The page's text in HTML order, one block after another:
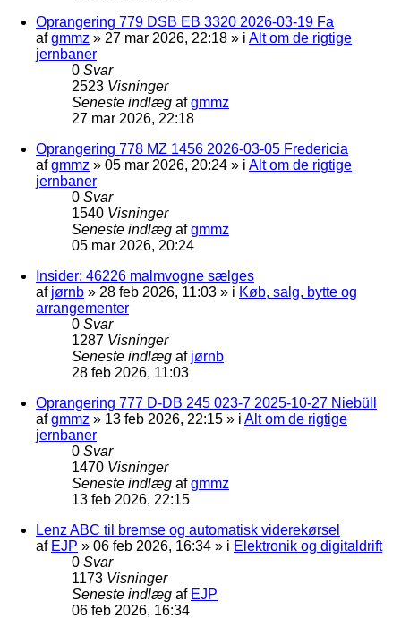
Oprangering 779 DSB EB 3320 2026-03-19 Fa
afgmmz » 27 mar 2026, 22:18 » i Alt om de rigtige
jernbaner
0 Svar
2523 Visninger
Seneste indlæg afgmmz
27 mar 2026, 22:18
Oprangering 778 MZ 1456 2026-03-05 Fredericia
afgmmz » 05 mar 2026, 20:24 » i Alt om de rigtige
jernbaner
0 Svar
1540 Visninger
Seneste indlæg afgmmz
05 mar 2026, 20:24
Insider: 46226 malmvogne sælges
af jørnb » 28 feb 2026, 11:03 » i Køb, salg, bytte og
arrangementer
0 Svar
1287 Visninger
Seneste indlæg af jørnb
28 feb 2026, 11:03
Oprangering 777 D-DB 245 023-7 2025-10-27 Niebüll
afgmmz » 13 feb 2026, 22:15 » i Alt om de rigtige
jernbaner
0 Svar
1470 Visninger
Seneste indlæg afgmmz
13 feb 2026, 22:15
Lenz ABC til bremse og automatisk viderekørsel
af EJP » 06 feb 2026, 16:34 » i Elektronik og digitaldrift
0 Svar
1173 Visninger
Seneste indlæg af EJP
06 feb 2026, 16:34